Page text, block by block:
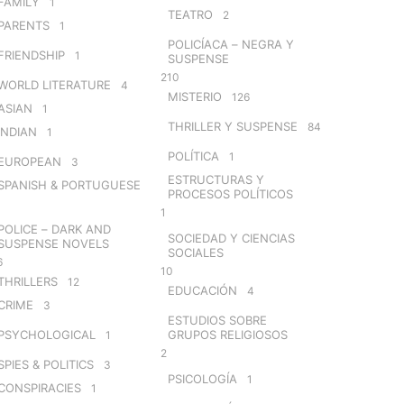
1
1
LITERATURE 4
1
1
3
& PORTUGUESE
– DARK AND
NOVELS
12
3
1
& POLITICS 3
1
TEATRO 2
POLICÍACA – NEGRA Y
SUSPENSE
210
MISTERIO 126
THRILLER Y SUSPENSE 84
POLÍTICA 1
ESTRUCTURAS Y
PROCESOS POLÍTICOS
1
SOCIEDAD Y CIENCIAS
SOCIALES
10
EDUCACIÓN 4
ESTUDIOS SOBRE
GRUPOS RELIGIOSOS
2
PSICOLOGÍA 1